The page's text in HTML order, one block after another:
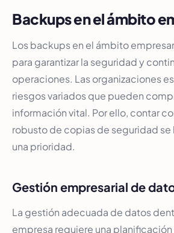
Backups en el ámbito
Los backups en el ámbito
para garantizar la seguridad y
operaciones. Las organizaciones
riesgos variados que pueden
información vital. Por ello, contar
robusto de copias de seguridad se
una prioridad.
Gestión empresarial de
La gestión adecuada de datos
empresa requiere una